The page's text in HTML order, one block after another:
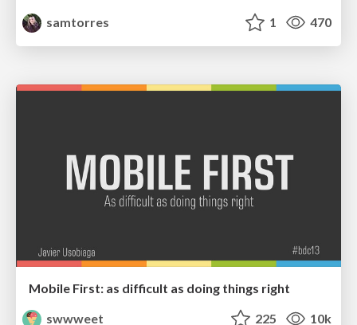
samtorres
1 470
Mobile First: as difficult as doing things right
swwweet
225 10k